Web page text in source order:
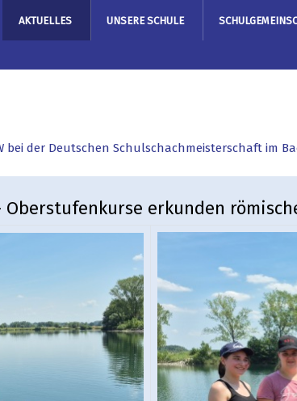
AKTUELLES UNSERE SCHULE
bei der Deutschen Schulschachmeisterschaft im
erkunden